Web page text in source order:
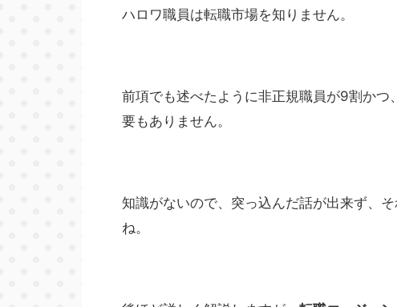
ハロワ職員は転職市場を知りません。
前項でも述べたように非正規職員が9割か
要もありません。
知識がないので、突っ込んだ話が出来ず、
ね。